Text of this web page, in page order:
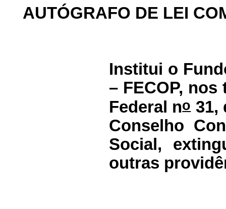
AUTÓGRAFO DE LEI
Institui o
– FECOP,
Federal no31,
Conselho
Social,
outras